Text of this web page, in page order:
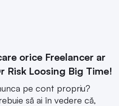
orice Freelancer ar
Risk Loosing Big Time!
pe cont propriu?
să ai în vedere că,